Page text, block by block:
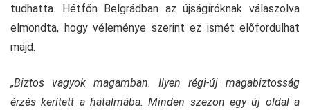
tudhatta. Hétfőn Belgrádban az újságíróknak válaszolva
elmondta, hogy véleménye szerint ez ismét előfordulhat
majd.
„Biztos vagyok magamban. Ilyen régi-új magabiztosság
érzés kerített a hatalmába. Minden szezon egy új oldal a